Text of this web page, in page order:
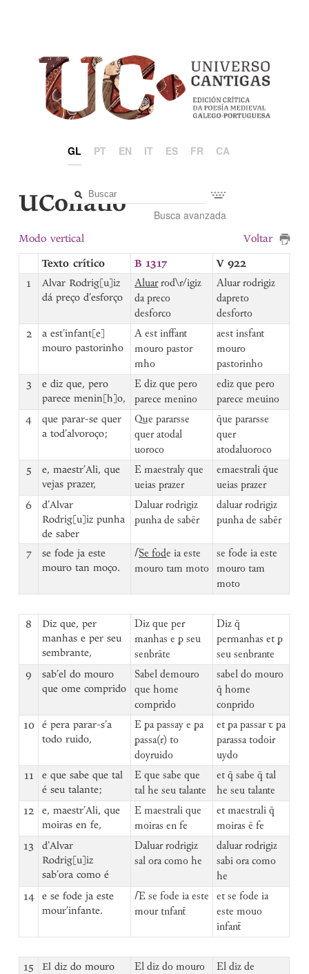
GL PT EN IT ES FR CA
Busca avanzada
UCollatio
Modo vertical
Voltar
Texto crítico
B 1317
V 922
1
Alvar Rodrig[u]iz
dá preço d’esforço
Aluarrod\r/igiz
da preco
desforco
Aluar rodrigiz
dapreto
desforto
2
a est’infant[e]
mouro pastorinho
A est inffant
mouro pastor
mho
aest insfant
mouro
pastorinho
3
e diz que, pero
parece menin[h]o,
E diz que pero
parece menino
ediz que pero
parece meuino
4
que parar-se quer
a tod’alvoroço;
Que pararsse
quer atodal
uoroco
q̄ue pararsse
quer
atodaluoroco
5
e, maestr’Ali, que
vejas prazer,
E maestraly que
ueias prazer
emaestrali q̄ue
ueias prazer
6
d’Alvar
Rodrig[u]iz punha
de saber
Daluar rodrigiz
punha de sabēr
daluar rodrigiz
punha de sabēr
7
se fode ja este
mouro tan moço.
⌈Se fode ia este
mouro tam moto
se fode ia este
mouro tam
moto
8
Diz que, per
manhas e per seu
sembrante,
Diz que per
manhas e ꝑ seu
senbrāte
Diz q̄
permanhas et ꝑ
seu senbrante
9
sab’el do mouro
que ome comprido
Sabel demouro
que home
comprido
sabel do mouro
q̄ home
conprido
10
é pera parar-s’a
todo ruido,
E ꝑa passay e ꝑa
ꝑassa(r) to
doyruido
et ꝑa passar ꞇ ꝑa
parassa todoir
uydo
11
e que sabe que tal
é seu talante;
E que sabe que
tal he seu talante
et q̄ sabe q̄ tal
he seu talante
12
e, maestr’Ali, que
moiras en fe,
E maestrali que
moiras en fe
et maestrali q̄
moiras ē fe
13
d’Alvar
Rodrig[u]iz
sab’ora como é
Daluar rodrigiz
sal ora como he
daluar rodrigiz
sabi ora como
he
14
e se fode ja este
mour’infante.
⌈E se fode ia este
mour tnfant̄
et se fode ia
este mouo
infant̄
15
El diz do mouro
El diz do mouro
El diz de